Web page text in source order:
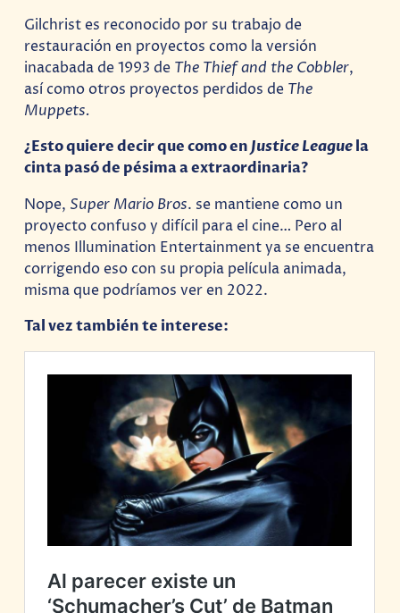
Gilchrist es reconocido por su trabajo de
restauración en proyectos como la versión
inacabada de 1993 de The Thief and the Cobbler,
así como otros proyectos perdidos de The
Muppets.
¿Esto quiere decir que como enJustice Leaguela
cinta pasó de pésima a extraordinaria?
Nope, Super Mario Bros. se mantiene como un
proyecto confuso y difícil para el cine… Pero al
menos Illumination Entertainment ya se encuentra
corrigendo eso con su propia película animada,
misma que podríamos ver en 2022.
Tal vez también te interese: